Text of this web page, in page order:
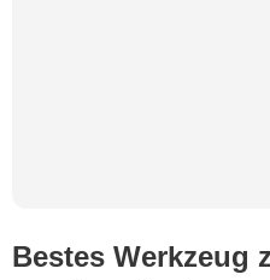
Bestes Werkzeug